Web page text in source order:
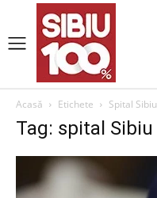
Acasă Etichete Spital Sibiu
Tag: spital Sibiu